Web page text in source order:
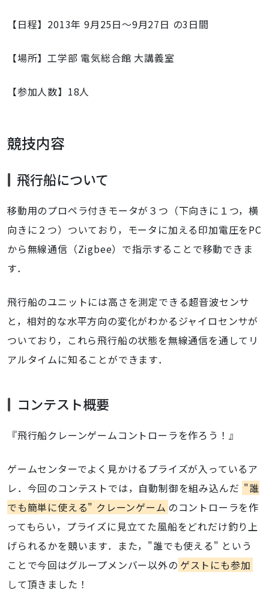
【日程】2013年 9月25日〜9月27日 の3日間
【場所】工学部 電気総合館 大講義室
【参加人数】18人
競技内容
飛行船について
移動用のプロペラ付きモータが３つ（下向きに１つ，横
向きに２つ）ついており，モータに加える印加電圧をPC
から無線通信（Zigbee）で指示することで移動できま
す．
飛行船のユニットには高さを測定できる超音波センサ
と，相対的な水平方向の変化がわかるジャイロセンサが
ついており，これら飛行船の状態を無線通信を通してリ
アルタイムに知ることができます．
コンテスト概要
『飛行船クレーンゲームコントローラを作ろう！』
ゲームセンターでよく見かけるプライズが入っているア
レ．今回のコンテストでは，自動制御を組み込んだ "誰
でも簡単に使える" クレーンゲーム のコントローラを作
ってもらい，プライズに見立てた風船をどれだけ釣り上
げられるかを競います．また，"誰でも使える" という
ことで今回はグループメンバー以外の ゲストにも参加
して頂きました！